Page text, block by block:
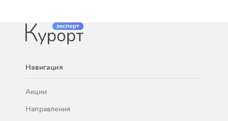
Навигация
Акции
Направления